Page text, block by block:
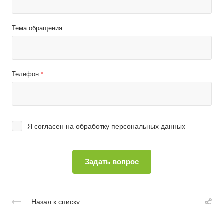
Тема обращения
Телефон *
Я согласен на обработку персональных данных
Назад к списку